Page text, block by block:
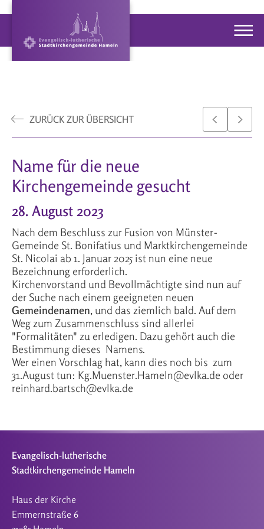
ZURÜCK ZUR ÜBERSICHT
Name für die neue
Kirchengemeinde gesucht
28. August 2023
Nach dem Beschluss zur Fusion von Münster-
Gemeinde St. Bonifatius und Marktkirchengemeinde
St. Nicolai ab 1. Januar 2025 ist nun eine neue
Bezeichnung erforderlich.
Kirchenvorstand und Bevollmächtigte sind nun auf
der Suche nach einem geeigneten neuen
Gemeindenamen, und das ziemlich bald. Auf dem
Weg zum Zusammenschluss sind allerlei
"Formalitäten" zu erledigen. Dazu gehört auch die
Bestimmung dieses Namens.
Wer einen Vorschlag hat, kann dies noch bis zum
31.August tun: Kg.Muenster.Hameln@evlka.de oder
reinhard.bartsch@evlka.de
Evangelisch-lutherische
Stadtkirchengemeinde Hameln
Haus der Kirche
Emmernstraße 6